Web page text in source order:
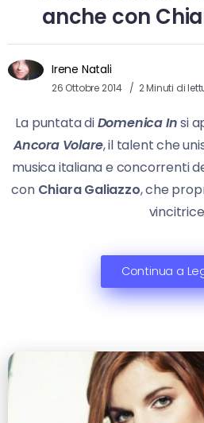
anche con
Irene Natali
26 Ottobre 2014 2 Minuti di
La puntata diDomenica Insi
Ancora Volare, il talent che
musica italiana e concorrenti
con Chiara Galiazzo, che
Continua a